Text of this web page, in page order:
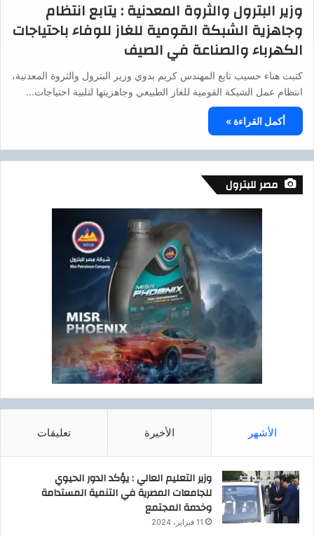
وزير البترول والثروة المعدنية : يتابع انتظام
وجاهزية الشبكة القومية للغاز للوفاء باحتياجات
الكهرباء والصناعة في الصيف
كتبت هناء حسيب تابع المهندس كريم بدوي وزير البترول والثروة المعدنية،
انتظام عمل الشبكة القومية للغاز الطبيعي وجاهزيتها لتلبية احتياجات…
أكمل القراءة »
مصر للبترول
الأشهر الأخيرة تعليقات
وزير التعليم العالي : يؤكد الدور الحيوي
للجامعات المصرية في التنمية المستدامة
وخدمة المجتمع
11 فبراير، 2024